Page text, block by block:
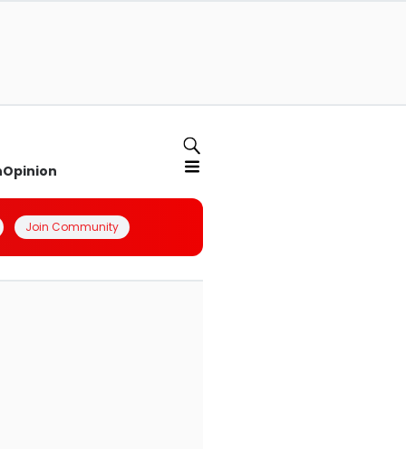
Opinion
Join Community